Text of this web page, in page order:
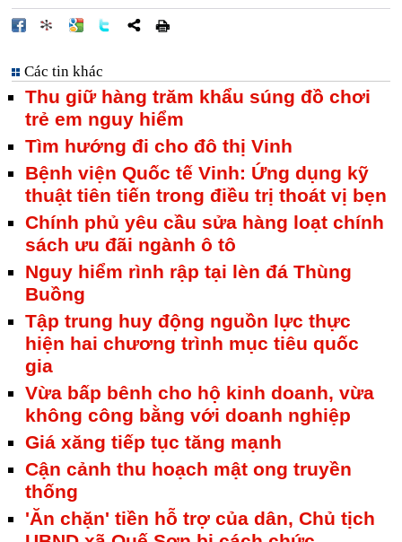
Các tin khác
Thu giữ hàng trăm khẩu súng đồ chơi
trẻ em nguy hiểm
Tìm hướng đi cho đô thị Vinh
Bệnh viện Quốc tế Vinh: Ứng dụng kỹ
thuật tiên tiến trong điều trị thoát vị bẹn
Chính phủ yêu cầu sửa hàng loạt chính
sách ưu đãi ngành ô tô
Nguy hiểm rình rập tại lèn đá Thùng
Buồng
Tập trung huy động nguồn lực thực
hiện hai chương trình mục tiêu quốc
gia
Vừa bấp bênh cho hộ kinh doanh, vừa
không công bằng với doanh nghiệp
Giá xăng tiếp tục tăng mạnh
Cận cảnh thu hoạch mật ong truyền
thống
'Ăn chặn' tiền hỗ trợ của dân, Chủ tịch